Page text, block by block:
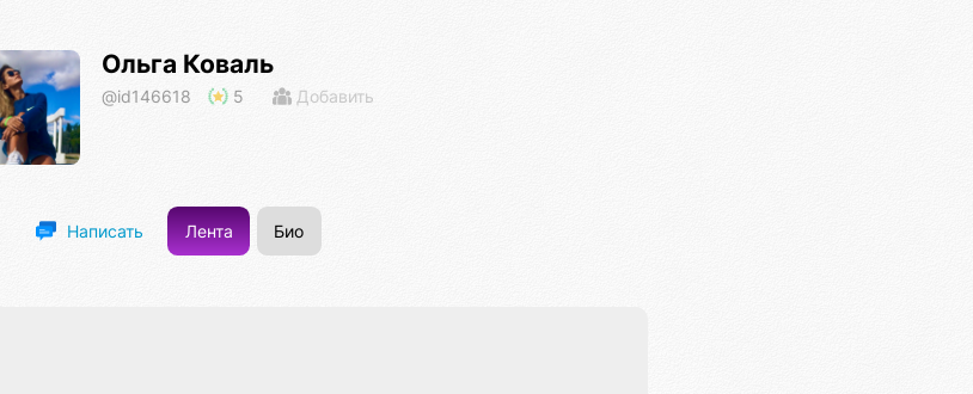
Ольга Коваль
@id146618 5 Добавить
Написать Лента Био